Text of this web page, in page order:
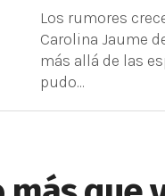
Los rumores
Carolina Jaume
más allá de las
pudo...